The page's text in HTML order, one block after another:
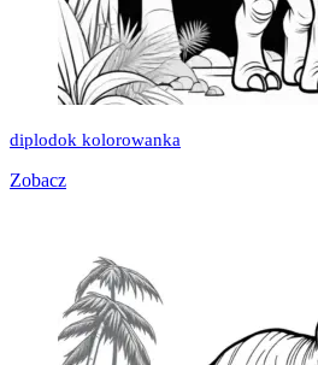
diplodok kolorowanka
Zobacz